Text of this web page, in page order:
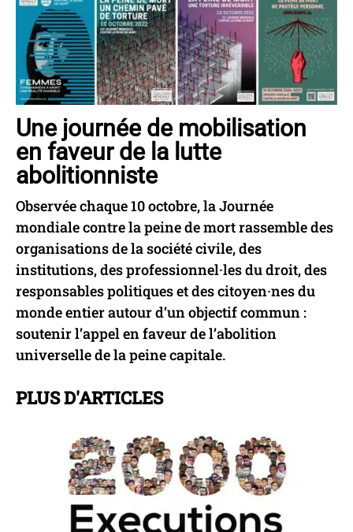
Une journée de mobilisation
en faveur de la lutte
abolitionniste
Observée chaque 10 octobre, la Journée
mondiale contre la peine de mort rassemble des
organisations de la société civile, des
institutions, des professionnel·les du droit, des
responsables politiques et des citoyen·nes du
monde entier autour d’un objectif commun :
soutenir l’appel en faveur de l’abolition
universelle de la peine capitale.
PLUS D'ARTICLES